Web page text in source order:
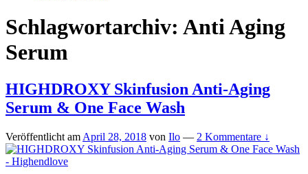
Schlagwortarchiv: Anti Aging
Serum
HIGHDROXY Skinfusion Anti-Aging
Serum & One Face Wash
Veröffentlicht am April 28, 2018 von Ilo — 2 Kommentare ↓